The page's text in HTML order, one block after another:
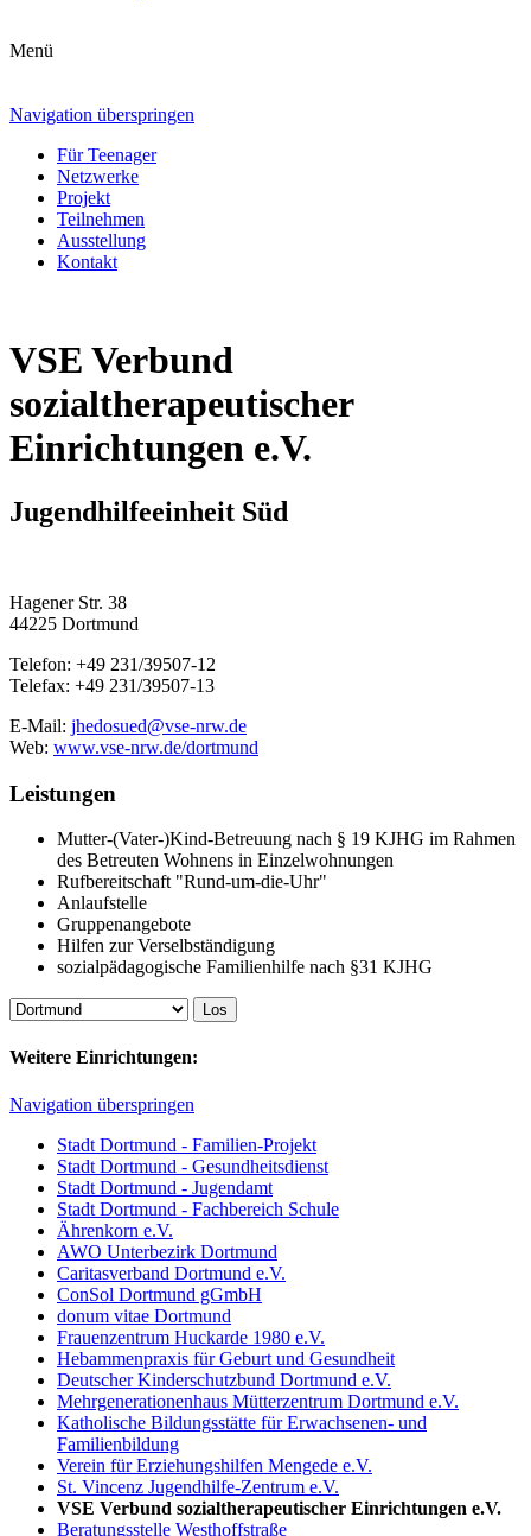
Menü
Navigation überspringen
Für Teenager
Netzwerke
Projekt
Teilnehmen
Ausstellung
Kontakt
VSE Verbund
sozialtherapeutischer
Einrichtungen e.V.
Jugendhilfeeinheit Süd
Hagener Str. 38
44225 Dortmund
Telefon: +49 231/39507-12
Telefax: +49 231/39507-13
E-Mail: jhedosued@vse-nrw.de
Web: www.vse-nrw.de/dortmund
Leistungen
Mutter-(Vater-)Kind-Betreuung nach § 19 KJHG im Rahmen
des Betreuten Wohnens in Einzelwohnungen
Rufbereitschaft "Rund-um-die-Uhr"
Anlaufstelle
Gruppenangebote
Hilfen zur Verselbständigung
sozialpädagogische Familienhilfe nach §31 KJHG
Weitere Einrichtungen:
Navigation überspringen
Stadt Dortmund - Familien-Projekt
Stadt Dortmund - Gesundheitsdienst
Stadt Dortmund - Jugendamt
Stadt Dortmund - Fachbereich Schule
Ährenkorn e.V.
AWO Unterbezirk Dortmund
Caritasverband Dortmund e.V.
ConSol Dortmund gGmbH
donum vitae Dortmund
Frauenzentrum Huckarde 1980 e.V.
Hebammenpraxis für Geburt und Gesundheit
Deutscher Kinderschutzbund Dortmund e.V.
Mehrgenerationenhaus Mütterzentrum Dortmund e.V.
Katholische Bildungsstätte für Erwachsenen- und
Familienbildung
Verein für Erziehungshilfen Mengede e.V.
St. Vincenz Jugendhilfe-Zentrum e.V.
VSE Verbund sozialtherapeutischer Einrichtungen e.V.
Beratungsstelle Westhoffstraße